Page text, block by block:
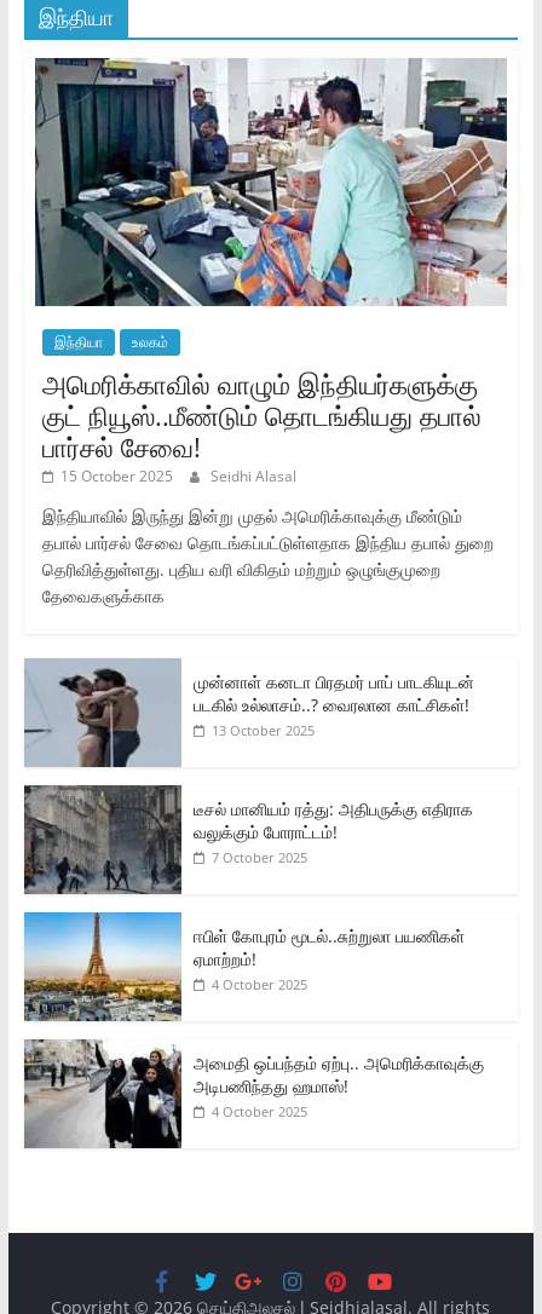
இந்தியா
இந்தியா உலகம்
அமெரிக்காவில் வாழும் இந்தியர்களுக்கு
குட் நியூஸ்..மீண்டும் தொடங்கியது தபால்
பார்சல் சேவை!
15 October 2025 Seidhi Alasal
இந்தியாவில் இருந்து இன்று முதல் அமெரிக்காவுக்கு மீண்டும்
தபால் பார்சல் சேவை தொடங்கப்பட்டுள்ளதாக இந்திய தபால் துறை
தெரிவித்துள்ளது. புதிய வரி விகிதம் மற்றும் ஒழுங்குமுறை
தேவைகளுக்காக
முன்னாள் கனடா பிரதமர் பாப் பாடகியுடன்
படகில் உல்லாசம்..? வைரலான காட்சிகள்!
13 October 2025
டீசல் மானியம் ரத்து: அதிபருக்கு எதிராக
வலுக்கும் போராட்டம்!
7 October 2025
ஈபிள் கோபுரம் மூடல்..சுற்றுலா பயணிகள்
ஏமாற்றம்!
4 October 2025
அமைதி ஒப்பந்தம் ஏற்பு.. அமெரிக்காவுக்கு
அடிபணிந்தது ஹமாஸ்!
4 October 2025
Copyright © 2026செய்திஅலசல் l Seidhialasal. All rights